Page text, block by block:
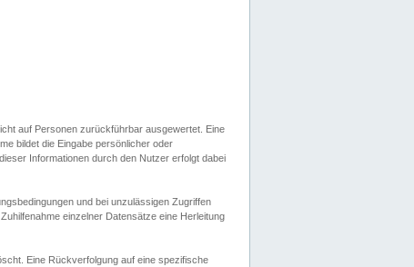
auf Personen zurückführbar ausgewertet. Eine
bildet die Eingabe persönlicher oder
Informationen durch den Nutzer erfolgt dabei
und bei unzulässigen Zugriffen
einzelner Datensätze eine Herleitung
Eine Rückverfolgung auf eine spezifische